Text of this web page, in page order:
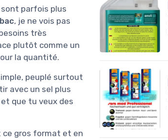
sont parfois plus
, je ne vois pas
très
plutôt comme un
la quantité.
peuplé surtout
avec un sel plus
et que tu veux des
gros format et en